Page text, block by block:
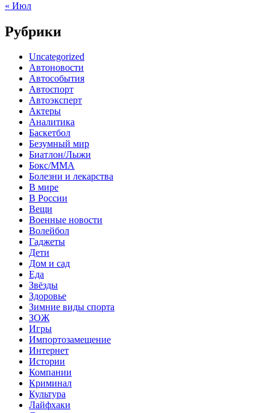
« Июл
Рубрики
Uncategorized
Автоновости
Автособытия
Автоспорт
Автоэксперт
Актеры
Аналитика
Баскетбол
Безумный мир
Биатлон/Лыжи
Бокс/MMA
Болезни и лекарства
В мире
В России
Вещи
Военные новости
Волейбол
Гаджеты
Дети
Дом и сад
Еда
Звёзды
Здоровье
Зимние виды спорта
ЗОЖ
Игры
Импортозамещение
Интернет
Истории
Компании
Криминал
Культура
Лайфхаки